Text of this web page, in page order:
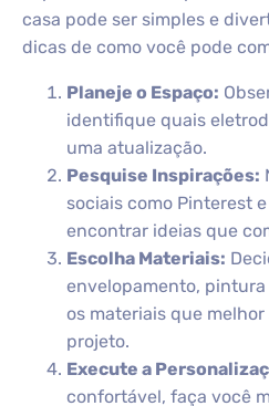
casa pode ser simples e
dicas de como você pode
Planeje o Espaço:
identifique quais
uma atualização.
Pesquise Inspirações:
sociais como Pinterest
encontrar ideias que
Escolha Materiais:
envelopamento, pintura
os materiais que
projeto.
Execute a
confortável, faça você